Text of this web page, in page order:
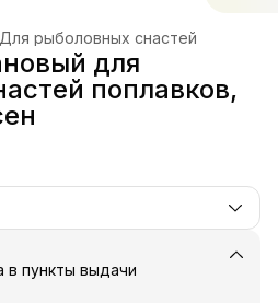
Для рыболовных снастей
для
поплавков,
в пункты выдачи